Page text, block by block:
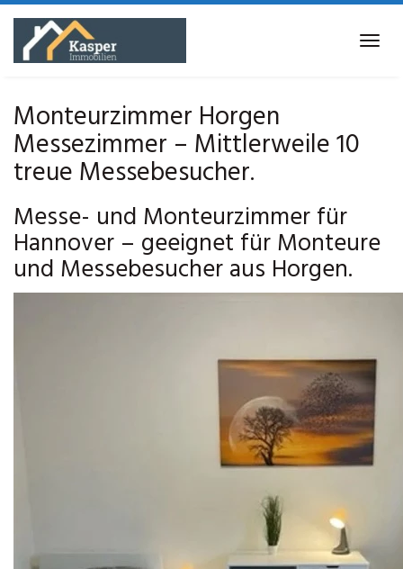
Skip
main
Monteurzimmer Horgen
Messezimmer – Mittlerweile 10
treue Messebesucher.
Messe- und Monteurzimmer für
Hannover – geeignet für Monteure
und Messebesucher aus Horgen.